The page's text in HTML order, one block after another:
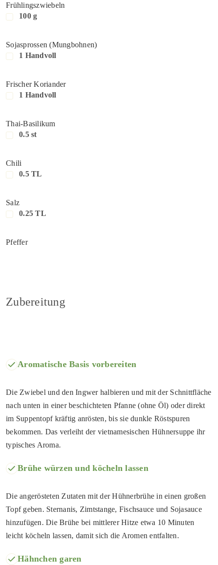
Frühlingszwiebeln
100 g
Sojasprossen (Mungbohnen)
1 Handvoll
Frischer Koriander
1 Handvoll
Thai-Basilikum
0.5 st
Chili
0.5 TL
Salz
0.25 TL
Pfeffer
Zubereitung
Aromatische Basis vorbereiten
Die Zwiebel und den Ingwer halbieren und mit der Schnittfläche
nach unten in einer beschichteten Pfanne (ohne Öl) oder direkt
im Suppentopf kräftig anrösten, bis sie dunkle Röstspuren
bekommen. Das verleiht der vietnamesischen Hühnersuppe ihr
typisches Aroma.
Brühe würzen und köcheln lassen
Die angerösteten Zutaten mit der Hühnerbrühe in einen großen
Topf geben. Sternanis, Zimtstange, Fischsauce und Sojasauce
hinzufügen. Die Brühe bei mittlerer Hitze etwa 10 Minuten
leicht köcheln lassen, damit sich die Aromen entfalten.
Hähnchen garen